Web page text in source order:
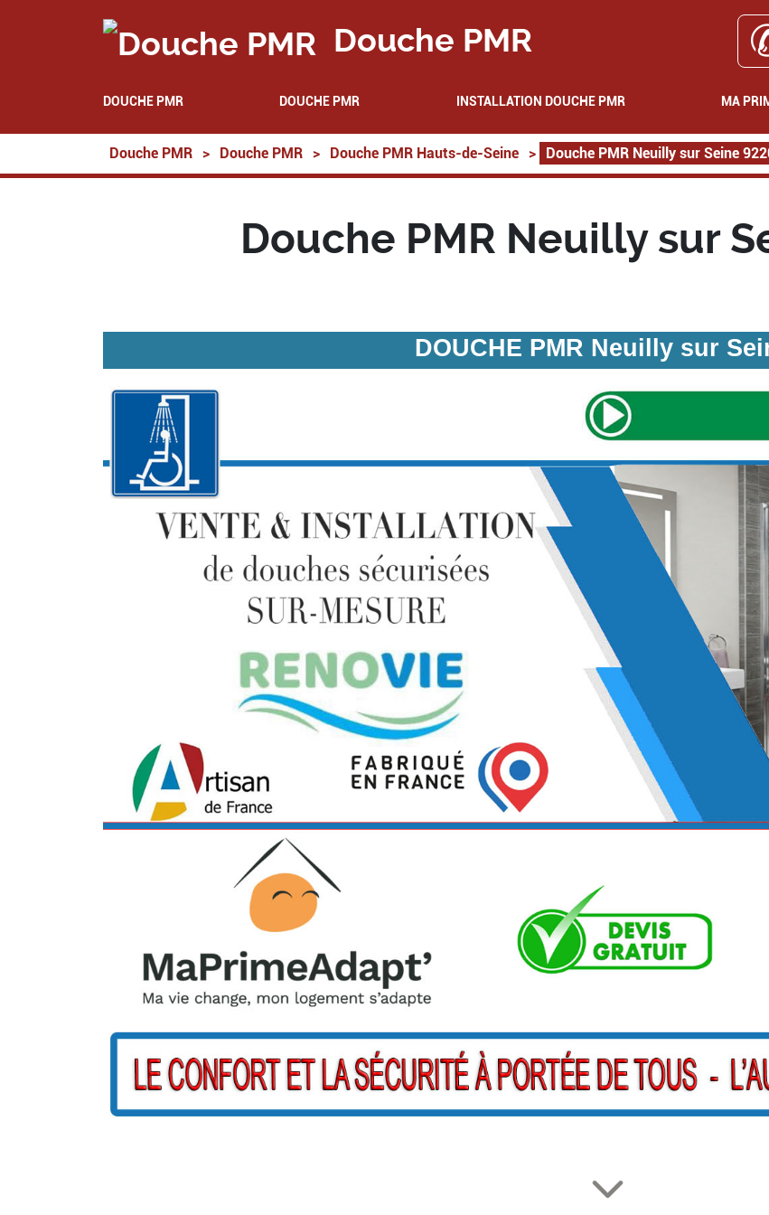
Douche PMR
DOUCHE PMR DOUCHE PMR INSTALLATION DOUCHE PMR MA
Douche PMR > Douche PMR > Douche PMR Hauts-de-Seine > Douche PMR Neuilly sur Seine
Douche PMR Neuilly sur
DOUCHE PMR Neuilly sur